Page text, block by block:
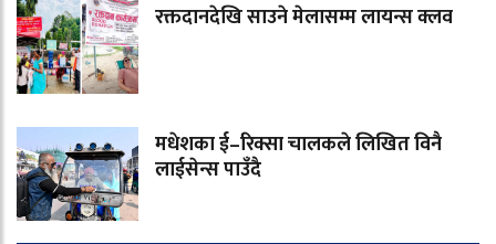
रक्तदानदेखि साउने मेलासम्म लायन्स क्लव
मधेशका ई–रिक्सा चालकले लिखित विनै
लाईसेन्स पाउँदै